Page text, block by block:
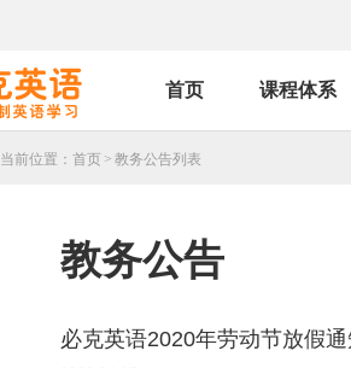
首页 课程体系
当前位置： 首页 > 教务公告列表
教务公告
必克英语2020年劳动节放假通